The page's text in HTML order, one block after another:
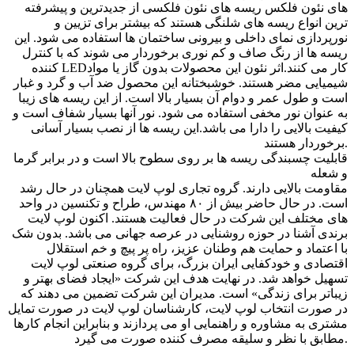
های نئون فلکس ریسه های نئون فلکسی از جدیدترین و پیشرفته
ترین انواع ریسه های شلنگی هستند که بیشتر برای تزیین و
نورپردازی نمای داخلی و بیرونی ساختمان ها استفاده می شود. این
ریسه ها از رنگ صاف و کم نوری برخوردار می شوند که با کنترل
کننده LEDکار می کنند.اثر نئون این محصولات بدون گاز یا مواد
شیمیایی مضر هستند. خوشبختانه این محصول ضد آب و گرد و غبار
است و طول عمر و دوام آن بسیار بالا است. از این ریسه های زیبا
به عنوان نور مخفی استفاده می شود. نور آنها بسیار شفاف است و
کیفیت بالایی را دارا می باشد.این ریسه ها از نصب بسیار آسانی
برخوردار هستند.
قابلیت چسبندگی ریسه ها بر روی سطوح بالا است و در برابر گرما
و شعله
مقاومت بالایی دارند. گروه تجاری لوپ لایت همچنان در حال رشد
است. در حال حاضر بیش از ۸۰ مهندس، طراح و تکنسین در واحد
های مختلف این شرکت در حال فعالیت هستند. اکنون لوپ لایت
برندی آشنا در حوزه روشنایی در عرصه جهانی می باشد. بدون شک
با اعتماد و حمایت هم وطنان عزیز، راه پر پیچ و خم استقلال
اقتصادی و خودکفایی ایران بزرگ، برای گروه صنعتی لوپ لایت
تسهیل خواهد شد. در نهایت هدف این شرکت «ایجاد فضای بهتر و
زیباتر برای زندگی» است. مدیران این شرکت تضمین می دهند که
در صورت انتخاب لوپ لایت، کارشناسان لوپ لایت در صورت تمایل
مشتری به مشاوره و راهنمایی او می پردازند و بنابراین انجام کارها
مطابق با نظر و سلیقه مصرف کننده صورت می گیرد.